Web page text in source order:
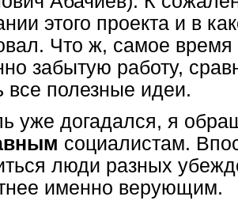
этого проекта и в
Что ж, самое время
забытую работу,
все полезные идеи.
уже догадался, я
социалистам.
люди разных
именно верующим.